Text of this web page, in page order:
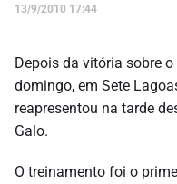
13/9/2010 17:44
Depois da vitória sobre
domingo, em Sete
reapresentou na tarde
Galo.
O treinamento foi o